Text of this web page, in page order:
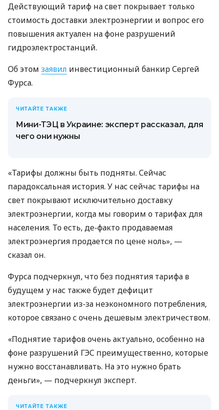
Действующий тариф на свет покрывает только
стоимость доставки электроэнергии и вопрос его
повышения актуален на фоне разрушений
гидроэлектростанций.
Об этом заявил инвестиционный банкир Сергей
Фурса.
ЧИТАЙТЕ ТАКЖЕ
Мини-ТЭЦ в Украине: эксперт рассказал, для
чего они нужны
«Тарифы должны быть подняты. Сейчас
парадоксальная история. У нас сейчас тарифы на
свет покрывают исключительно доставку
электроэнергии, когда мы говорим о тарифах для
населения. То есть, де-факто продаваемая
электроэнергия продается по цене ноль», —
сказал он.
Фурса подчеркнул, что без поднятия тарифа в
будущем у нас также будет дефицит
электроэнергии из-за неэкономного потребления,
которое связано с очень дешевым электричеством.
«Поднятие тарифов очень актуально, особенно на
фоне разрушений ГЭС преимущественно, которые
нужно восстанавливать. На это нужно брать
деньги», — подчеркнул эксперт.
ЧИТАЙТЕ ТАКЖЕ